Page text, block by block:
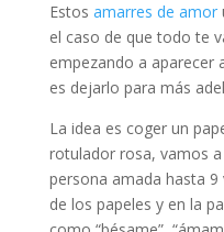
Estos amarres de amor
el caso de que todo te
empezando a aparecer
es dejarlo para más
La idea es coger un
rotulador rosa, vamos
persona amada hasta
de los papeles y en la